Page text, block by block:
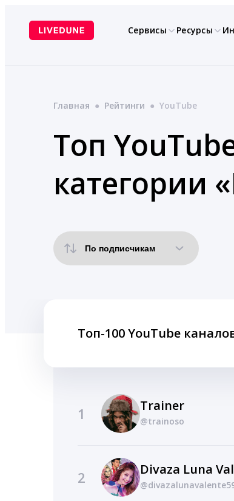
содержимому
Сервисы Ресурсы
Главная ● Рейтинги ● YouTube
Топ
категории
Топ-100 YouTube
1 Trainer
@trainoso
2 Divaza Luna